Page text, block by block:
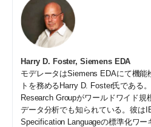
Harry D. Foster, Siemens EDA
モデレータはSiemens EDAにて機能
トを務めるHarry D. Foster氏である
Research Groupがワールドワイド
データ分析でも知られている。彼は
Specification Languageの標準化ワ